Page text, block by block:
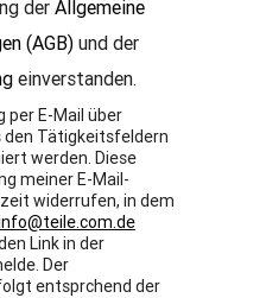
der Allgemeine
(AGB)und der
einverstanden.
per E-Mail über
den Tätigkeitsfeldern
werden. Diese
meiner E-Mail-
widerrufen, in dem
Link in der
Der
entsprchend der